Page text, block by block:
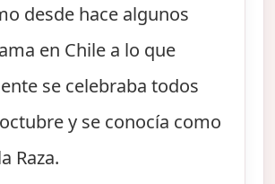
desde hace algunos
en Chile a lo que
se celebraba todos
y se conocía como
Raza.